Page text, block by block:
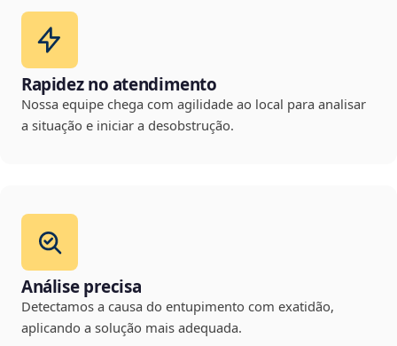
Rapidez no atendimento
Nossa equipe chega com agilidade ao local para analisar
a situação e iniciar a desobstrução.
Análise precisa
Detectamos a causa do entupimento com exatidão,
aplicando a solução mais adequada.